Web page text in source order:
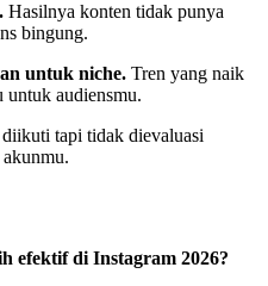
Hasilnya konten tidak punya
bingung.
untuk niche. Tren yang naik
untuk audiensmu.
tapi tidak dievaluasi
efektif di Instagram 2026?